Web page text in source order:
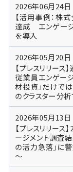
2026年06月24日
【活用事例：株
達成 エンゲージ
を導入
2026年05月20日
【プレスリリース
従業員エンゲー
材投資」だけで
のクラスター分
2026年05月13日
【プレスリリー
ージメント調査
の活力急落」に
～